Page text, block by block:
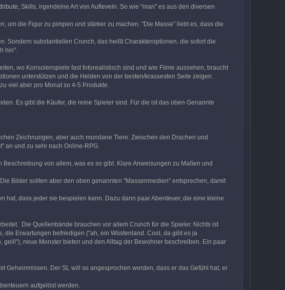
Skills, irgendeine Art von Aufleveln. So wie "man" es aus den diversen
um die Figur zu pimpen und stärker zu machen. "Die Masse" liebt es, dass die
Sondern substantiellen Crunch, das heißt Charakteroptionen, die sofort die
hin".
wo Konsolenspiele fast fotorealistisch sind und wie Filme aussehen, braucht
unterstützen und die Helden von der besten/krassesten Seite zeigen.
viel aber pro Monat so 4-5 Produkte.
Es gibt die Käufer, die reine Spieler sind. Für die ist das oben Genannte
Zeichnungen, aber auch mundane Tiere. Zwischen den Drachen und
an und zu sehr nach Online-RPG.
von allem, was es so gibt. Klare Anweisungen zu Maßen und
Bilder sollten aber den oben genannten "Massenmedien" entsprechen, damit
hat, dass jeder sie bespielen kann. Dazu dann paar Abenteuer, die eine kleine
Die Quellenbände brauchen vor allem Crunch für die Spieler. Nichts ist
Erwartungen befriedigen ("ah, ein Wüstenland. Cool, da gibt es ja
neue Monster bieten und den Alltag der Bewohner beschreiben. Ein paar
Der SL will so angesprochen werden, dass er das Gefühl hat, er
aufgelöst werden.